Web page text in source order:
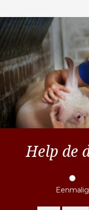
Help de
Eenmalig